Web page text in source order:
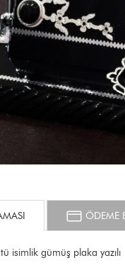
ÖDEME
isimlik gümüş plaka yazılı